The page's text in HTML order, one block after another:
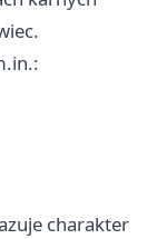
.
charakter